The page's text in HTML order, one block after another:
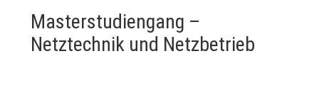
Masterstudiengang –
Netztechnik und Netzbetrieb